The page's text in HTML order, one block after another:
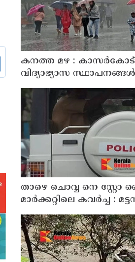
കനത്ത മഴ : കാസർകോട്
വിദ്യാഭ്യാസ
താഴെ ചൊവ്വ നെ സ്റ്റോ
മാർക്കറ്റിലെ കവർച്ച :
സ്വദേശിനികളായ നാല്